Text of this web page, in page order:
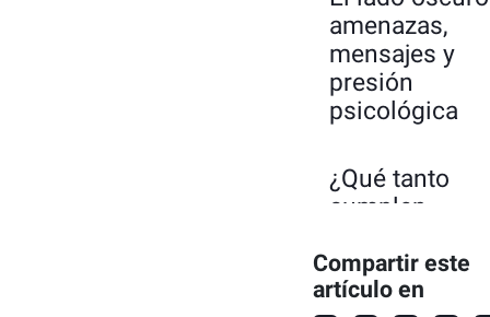
amenazas,
mensajes y
presión
psicológica
¿Qué tanto
cumplen
amenazas?
1. ¿De
Compartir este
artículo en